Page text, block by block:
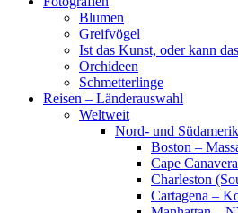
Blumen
Greifvögel
Ist das Kunst, oder kann
Orchideen
Schmetterlinge
Reisen – Länderauswahl
Weltweit
Nord- und
Boston –
Cape
Charleston
Cartagena –